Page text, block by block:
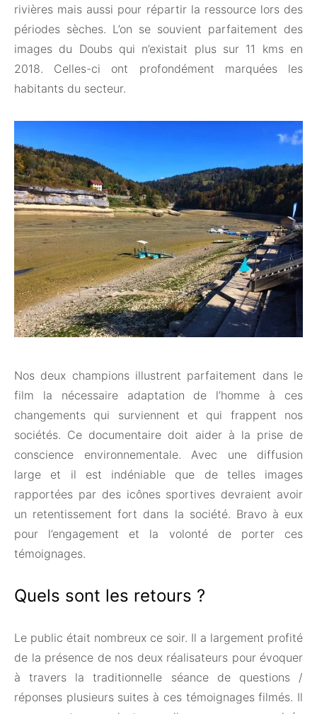
rivières mais aussi pour répartir la ressource lors des
périodes sèches. L’on se souvient parfaitement des
images du Doubs qui n’existait plus sur 11 kms en
2018. Celles-ci ont profondément marquées les
habitants du secteur.
Nos deux champions illustrent parfaitement dans le
film la nécessaire adaptation de l’homme à ces
changements qui surviennent et qui frappent nos
sociétés. Ce documentaire doit aider à la prise de
conscience environnementale. Avec une diffusion
large et il est indéniable que de telles images
rapportées par des icônes sportives devraient avoir
un retentissement fort dans la société. Bravo à eux
pour l’engagement et la volonté de porter ces
témoignages.
Quels sont les retours ?
Le public était nombreux ce soir. Il a largement profité
de la présence de nos deux réalisateurs pour évoquer
à travers la traditionnelle séance de questions /
réponses plusieurs suites à ces témoignages filmés. Il